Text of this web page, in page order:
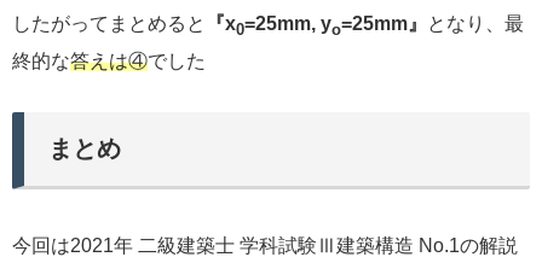
したがってまとめると 『x0=25mm, yo=25mm』
となり、最
終的な答えは④でした
まとめ
今回は2021年 二級建築士 学科試験Ⅲ建築構造 No.1の解説